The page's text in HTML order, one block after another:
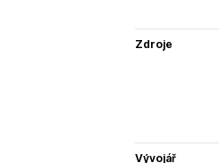
Zdroje
Vývojář